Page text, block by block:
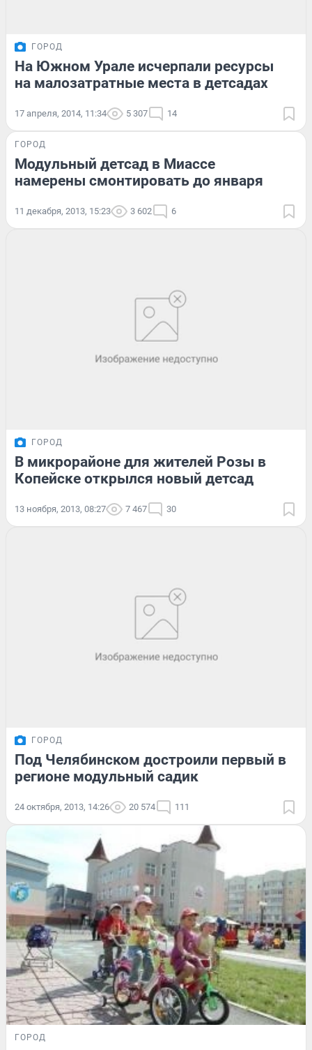
ГОРОД
На Южном Урале исчерпали ресурсы
на малозатратные места в детсадах
17 апреля, 2014, 11:34 5 307 14
ГОРОД
Модульный детсад в Миассе
намерены смонтировать до января
11 декабря, 2013, 15:23 3 602 6
ГОРОД
В микрорайоне для жителей Розы в
Копейске открылся новый детсад
13 ноября, 2013, 08:27 7 467 30
ГОРОД
Под Челябинском достроили первый в
регионе модульный садик
24 октября, 2013, 14:26 20 574 111
ГОРОД